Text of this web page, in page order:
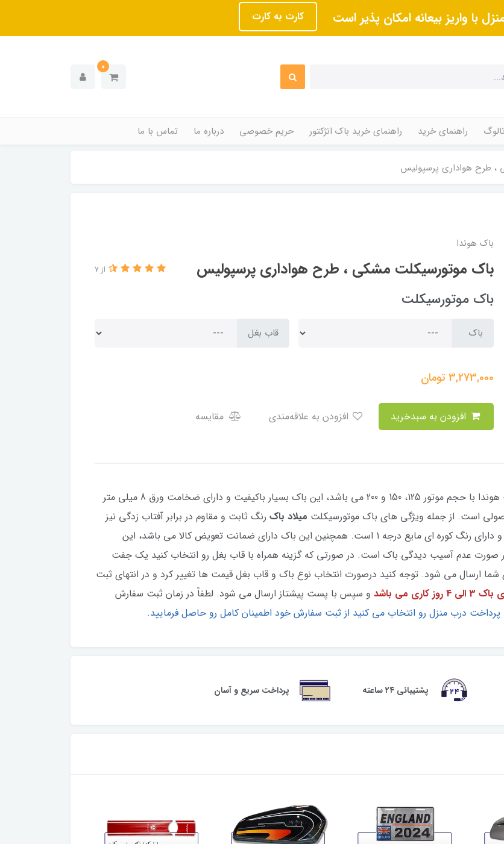
با واریز بیعانه امکان پذیر است کارت به کارت
0
راهنمای خرید راهنمای خرید باک انژکتور حریم خصوصی درباره ما تماس با ما
طرح هواداری پرسپولیس
باک هوندا
باک موتورسیکلت مشکی ، طرح هواداری پرسپولیس از 7
باک موتورسیکلت
باک قاب بغل
3,273,000تومان
مقایسه
مناسب برای موتور سیکلت هوندا با حجم موتور 125، 150 و 200 می باشد، این باک بسیار باکیفیت و دارای ضخامت ورق 8 میلی متر
میلاد باک رنگ ثابت و مقاوم در برابر آفتاب زدگی نیز
می باشد، این محصول شستشو و چربی گیری می شود و دارای رنگ کوره ای مایع درجه 1 است. همچنین این باک دارای ضمانت تعویض کالا می باشد، این
باک در صورت عدم آسیب دیدگی باک است. در صورتی که گزینه همراه با قاب بغل رو انتخاب کنید یک جفت
ارسال می شود. توجه کنید درصورت انتخاب نوع باک و قاب بغل قیمت ها تغییر کرد و در انتهای ثبت
می باشد
و سپس با پست پیشتاز ارسال می شود. لطفاً در زمان ثبت سفارش
پرداخت درب منزل رو انتخاب می کنید از ثبت سفارش خود اطمینان کامل رو حاصل فرمایید.
پشتیبانی ۲۴ ساعته پرداخت سریع و آسان